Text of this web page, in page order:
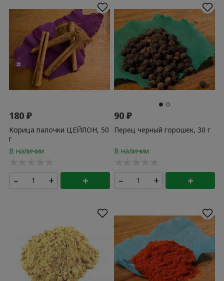
180₽
Корица палочки ЦЕЙЛОН, 50
г
– + +
90₽
Перец черный горошек, 30 г
– + +